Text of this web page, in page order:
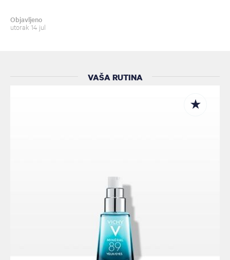
Objavljeno
utorak 14 jul
VAŠA RUTINA